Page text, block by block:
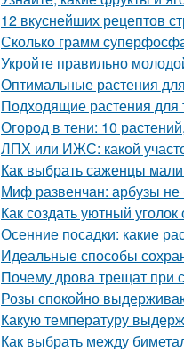
12 вкуснейших рецептов
Сколько грамм
Укройте правильно
Оптимальные растения
Подходящие растения для
Огород в тени: 10
ЛПХ или ИЖС: какой
Как выбрать саженцы
Миф развенчан: арбузы не
Как создать уютный
Осенние посадки: какие
Идеальные способы
Почему дрова трещат при
Розы спокойно
Какую температуру
Как выбрать между